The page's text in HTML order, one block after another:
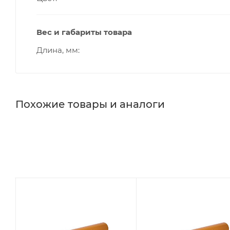
Вес и габариты товара
Длина, мм
Похожие товары и аналоги